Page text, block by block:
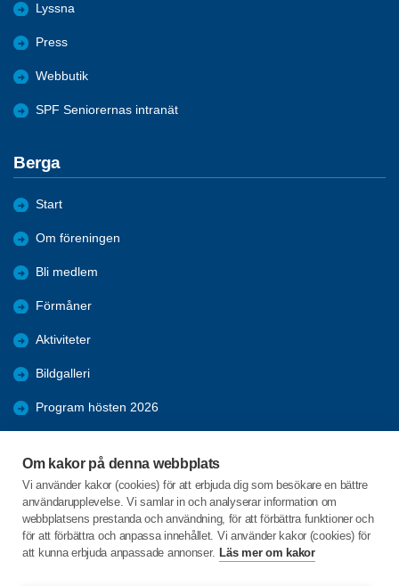
Om kakor på denna webbplats
Vi använder kakor (cookies) för att erbjuda dig som besökare en bättre
användarupplevelse. Vi samlar in och analyserar information om
webbplatsens prestanda och användning, för att förbättra funktioner och
för att förbättra och anpassa innehållet. Vi använder kakor (cookies) för
att kunna erbjuda anpassade annonser. Läs mer om kakor
Lyssna
Press
Webbutik
SPF Seniorernas intranät
Berga
Start
Om föreningen
Bli medlem
Förmåner
Aktiviteter
Bildgalleri
Program hösten 2026
Serveringsgrupper till månadsmötena.
KPR
C/o:Thage Andersson